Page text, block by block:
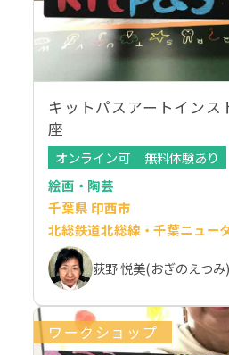
キットパスアートインス
座
オンライン可
無料体験あり
絵画・陶芸
千葉県 印西市
北総鉄道北総線・千葉ニュー
荻野 悦美(おぎのえつみ)
ワークショップ